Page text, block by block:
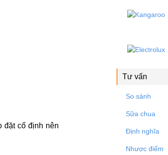
Tư vấn
So sánh
Sữa chua
Định nghĩa
Nhược điểm